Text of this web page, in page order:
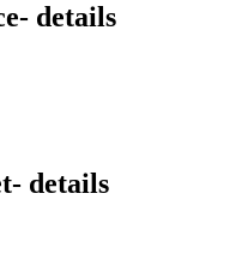
details
details